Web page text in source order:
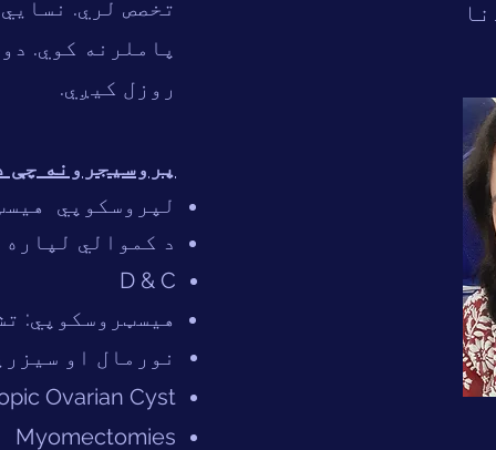
تخصص لري.
روزل کیږي.
پروسیجرونه چې
لپروسکوپي
د کموالي
D & C
هیسټروسکوپي:
نورمال او
Ovarian Cyst
Myomectomies